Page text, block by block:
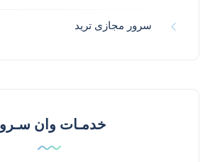
سرور مجازی ترید
خدمـات وان سـرور